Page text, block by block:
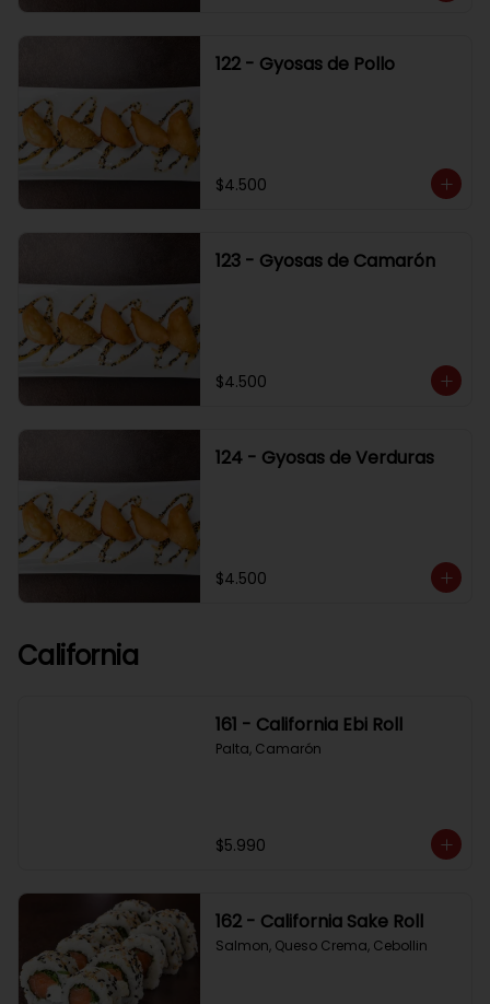
122 - Gyosas de Pollo
$4.500
123 - Gyosas de Camarón
$4.500
124 - Gyosas de Verduras
$4.500
California
161 - California Ebi Roll
Palta, Camarón
$5.990
162 - California Sake Roll
Salmon, Queso Crema, Cebollin